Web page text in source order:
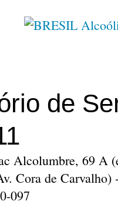
de
Alcolumbre, 69 A
Cora de
097